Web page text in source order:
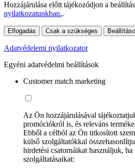
Hozzájárulása előtt tájékozódjon a
nyilatkozatunkban..
Elfogadás Csak a szükséges
Adatvédelemi nyilatkozatot
Egyéni adatvédelmi beállítások
Customer match marketing
Az Ön hozzájárulásával
promóciókról is, és releváns
Ebből a célból az Ön titkosított
külső szolgáltatókkal
hirdetési csatornáikat használjuk, ha
szolgáltatásaikat: